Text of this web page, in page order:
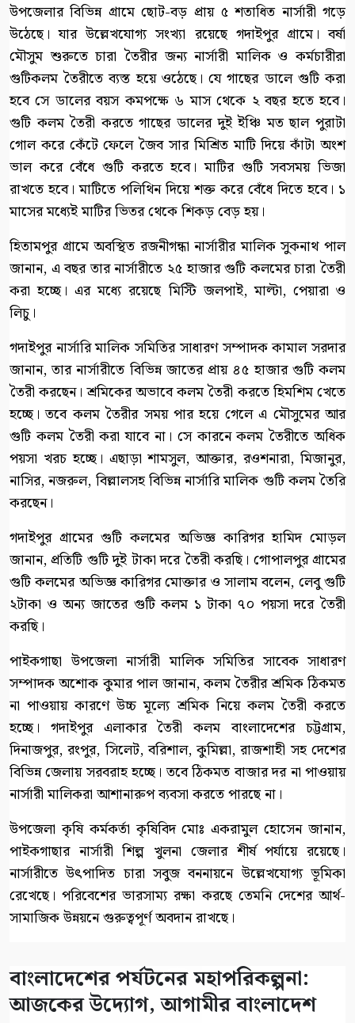
উপজেলার বিভিন্ন গ্রামে ছোট-বড় প্রায় ৫ শতাধিত নার্সারী গড়ে
উঠেছে। যার উল্লেখযোগ্য সংখ্যা রয়েছে গদাইপুর গ্রামে। বর্ষা
মৌসুম শুরুতে চারা তৈরীর জন্য নার্সারী মালিক ও কর্মচারীরা
গুটিকলম তৈরীতে ব্যস্ত হয়ে ওঠেছে। যে গাছের ডালে গুটি করা
হবে সে ডালের বয়স কমপক্ষে ৬ মাস থেকে ২ বছর হতে হবে।
গুটি কলম তৈরী করতে গাছের ডালের দুই ইঞ্চি মত ছাল পুরাটা
গোল করে কেঁটে ফেলে জৈব সার মিশ্রিত মাটি দিয়ে কাঁটা অংশ
ভাল করে বেঁধে গুটি করতে হবে। মাটির গুটি সবসময় ভিজা
রাখতে হবে। মাটিতে পলিথিন দিয়ে শক্ত করে বেঁধে দিতে হবে। ১
মাসের মধ্যেই মাটির ভিতর থেকে শিকড় বেড় হয়।
হিতামপুর গ্রামে অবস্থিত রজনীগন্ধা নার্সারীর মালিক সুকনাথ পাল
জানান, এ বছর তার নার্সারীতে ২৫ হাজার গুটি কলমের চারা তৈরী
করা হচ্ছে। এর মধ্যে রয়েছে মিস্টি জলপাই, মাল্টা, পেয়ারা ও
লিচু।
গদাইপুর নার্সারি মালিক সমিতির সাধারণ সম্পাদক কামাল সরদার
জানান, তার নার্সারীতে বিভিন্ন জাতের প্রায় ৪৫ হাজার গুটি কলম
তৈরী করছেন। শ্রমিকের অভাবে কলম তৈরী করতে হিমশিম খেতে
হচ্ছে। তবে কলম তৈরীর সময় পার হয়ে গেলে এ মৌসুমের আর
গুটি কলম তৈরী করা যাবে না। সে কারনে কলম তৈরীতে অধিক
পয়সা খরচ হচ্ছে। এছাড়া শামসুল, আক্তার, রওশনারা, মিজানুর,
নাসির, নজরুল, বিল্লালসহ বিভিন্ন নার্সারি মালিক গুটি কলম তৈরি
করছেন।
গদাইপুর গ্রামের গুটি কলমের অভিজ্ঞ কারিগর হামিদ মোড়ল
জানান, প্রতিটি গুটি দুই টাকা দরে তৈরী করছি। গোপালপুর গ্রামের
গুটি কলমের অভিজ্ঞ কারিগর মোক্তার ও সালাম বলেন, লেবু গুটি
২টাকা ও অন্য জাতের গুটি কলম ১ টাকা ৭০ পয়সা দরে তৈরী
করছি।
পাইকগাছা উপজেলা নার্সারী মালিক সমিতির সাবেক সাধারণ
সম্পাদক অশোক কুমার পাল জানান, কলম তৈরীর শ্রমিক ঠিকমত
না পাওয়ায় কারণে উচ্চ মূল্যে শ্রমিক নিয়ে কলম তৈরী করতে
হচ্ছে। গদাইপুর এলাকার তৈরী কলম বাংলাদেশের চট্টগ্রাম,
দিনাজপুর, রংপুর, সিলেট, বরিশাল, কুমিল্লা, রাজশাহী সহ দেশের
বিভিন্ন জেলায় সরবরাহ হচ্ছে। তবে ঠিকমত বাজার দর না পাওয়ায়
নার্সারী মালিকরা আশানারুপ ব্যবসা করতে পারছে না।
উপজেলা কৃষি কর্মকর্তা কৃষিবিদ মোঃ একরামুল হোসেন জানান,
পাইকগাছার নার্সারী শিল্প খুলনা জেলার শীর্ষ পর্যায়ে রয়েছে।
নার্সারীতে উৎপাদিত চারা সবুজ বননায়নে উল্লেখযোগ্য ভূমিকা
রেখেছে। পরিবেশের ভারসাম্য রক্ষা করছে তেমনি দেশের আর্থ-
সামাজিক উন্নয়নে গুরুত্বপূর্ণ অবদান রাখছে।
বাংলাদেশের পর্যটনের মহাপরিকল্পনা:
আজকের উদ্যোগ, আগামীর বাংলাদেশ